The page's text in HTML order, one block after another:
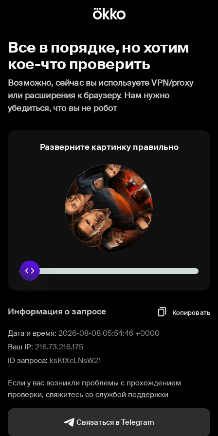
Все в порядке, но хотим
кое-что проверить
Возможно, сейчас вы используете VPN/proxy
или расширения к браузеру. Нам нужно
убедиться, что вы не робот
Разверните картинку правильно
Информация о запросе Копировать
Дата и время: 2026-08-08 05:54:46 +0000
Ваш IP: 216.73.216.175
ID запроса: ksKtXcLNsW21
Если у вас возникли проблемы с прохождением
проверки, свяжитесь со службой поддержки
Связаться в Telegram